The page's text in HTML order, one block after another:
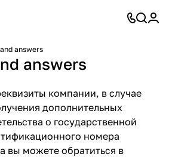
answers
answers
компании, в случае
дополнительных
о государственной
номера
вы можете обратиться в